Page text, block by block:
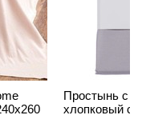
Простынь с
хлопковый